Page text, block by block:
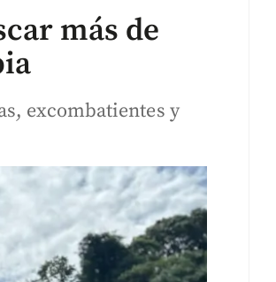
más de
excombatientes y